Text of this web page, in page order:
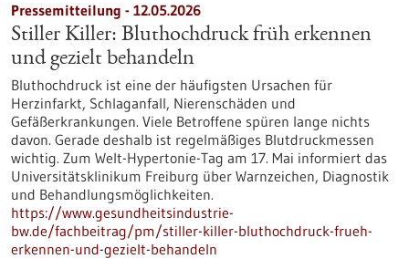
Pressemitteilung - 12.05.2026
Stiller Killer: Bluthochdruck früh erkennen
und gezielt behandeln
Bluthochdruck ist eine der häufigsten Ursachen für
Herzinfarkt, Schlaganfall, Nierenschäden und
Gefäßerkrankungen. Viele Betroffene spüren lange nichts
davon. Gerade deshalb ist regelmäßiges Blutdruckmessen
wichtig. Zum Welt-Hypertonie-Tag am 17. Mai informiert das
Universitätsklinikum Freiburg über Warnzeichen, Diagnostik
und Behandlungsmöglichkeiten.
https://www.gesundheitsindustrie-
bw.de/fachbeitrag/pm/stiller-killer-bluthochdruck-frueh-
erkennen-und-gezielt-behandeln